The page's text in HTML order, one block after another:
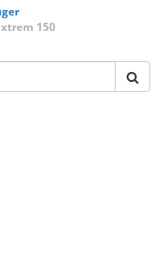
150